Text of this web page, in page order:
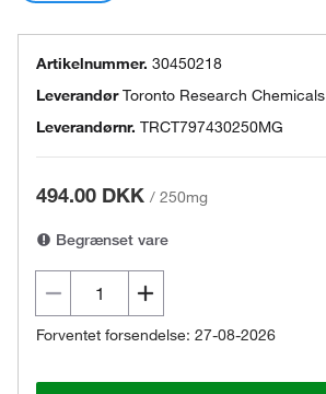
Artikelnummer. 30450218
LeverandørToronto Research Chemicals
Leverandørnr. TRCT797430250MG
494.00 DKK / 250mg
Begrænset vare
Forventet forsendelse: 27-08-2026